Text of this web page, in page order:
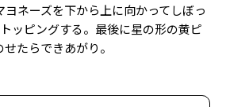
ネーズを下から上に向かってしぼっ
ッピングする。最後に星の形の黄ピ
たらできあがり。